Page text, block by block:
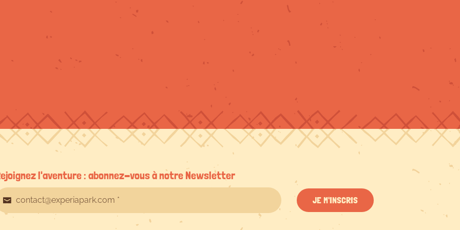
l'aventure : abonnez-vous à notre Newsletter
JE M'INSCRIS